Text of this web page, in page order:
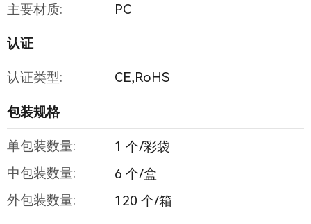
主要材质: PC
认证
认证类型: CE,RoHS
包装规格
单包装数量:
1 个/彩袋
中包装数量:
6 个/盒
外包装数量:
120 个/箱